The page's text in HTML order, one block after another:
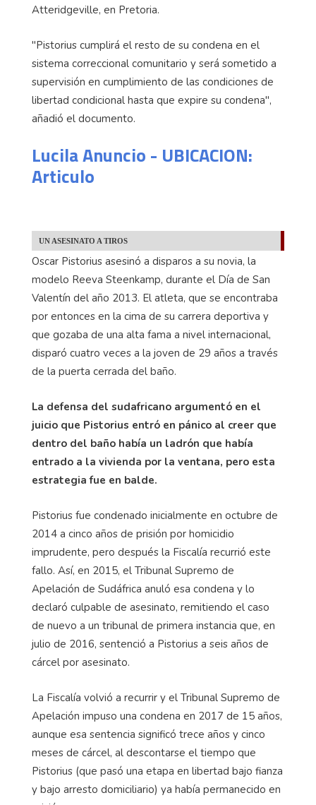
Atteridgeville, en Pretoria.
"Pistorius cumplirá el resto de su condena en el
sistema correccional comunitario y será sometido a
supervisión en cumplimiento de las condiciones de
libertad condicional hasta que expire su condena",
añadió el documento.
Lucila Anuncio - UBICACION:
Articulo
UN ASESINATO A TIROS
Oscar Pistorius asesinó a disparos a su novia, la
modelo Reeva Steenkamp, durante el Día de San
Valentín del año 2013. El atleta, que se encontraba
por entonces en la cima de su carrera deportiva y
que gozaba de una alta fama a nivel internacional,
disparó cuatro veces a la joven de 29 años a través
de la puerta cerrada del baño.
La defensa del sudafricano argumentó en el
juicio que Pistorius entró en pánico al creer que
dentro del baño había un ladrón que había
entrado a la vivienda por la ventana, pero esta
estrategia fue en balde.
Pistorius fue condenado inicialmente en octubre de
2014 a cinco años de prisión por homicidio
imprudente, pero después la Fiscalía recurrió este
fallo. Así, en 2015, el Tribunal Supremo de
Apelación de Sudáfrica anuló esa condena y lo
declaró culpable de asesinato, remitiendo el caso
de nuevo a un tribunal de primera instancia que, en
julio de 2016, sentenció a Pistorius a seis años de
cárcel por asesinato.
La Fiscalía volvió a recurrir y el Tribunal Supremo de
Apelación impuso una condena en 2017 de 15 años,
aunque esa sentencia significó trece años y cinco
meses de cárcel, al descontarse el tiempo que
Pistorius (que pasó una etapa en libertad bajo fianza
y bajo arresto domiciliario) ya había permanecido en